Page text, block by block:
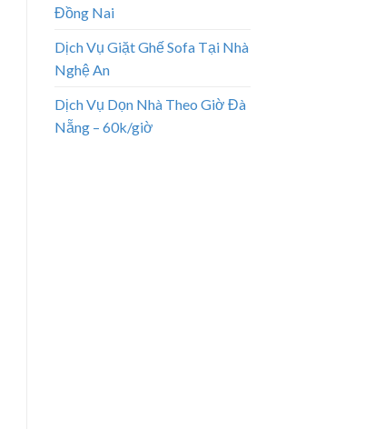
Đồng Nai
Dịch Vụ Giặt Ghế Sofa Tại Nhà
Nghệ An
Dịch Vụ Dọn Nhà Theo Giờ Đà
Nẵng – 60k/giờ